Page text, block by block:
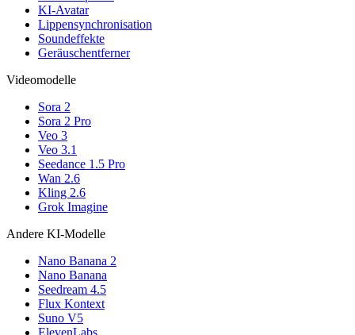
KI-Avatar
Lippensynchronisation
Soundeffekte
Geräuschentferner
Videomodelle
Sora 2
Sora 2 Pro
Veo 3
Veo 3.1
Seedance 1.5 Pro
Wan 2.6
Kling 2.6
Grok Imagine
Andere KI-Modelle
Nano Banana 2
Nano Banana
Seedream 4.5
Flux Kontext
Suno V5